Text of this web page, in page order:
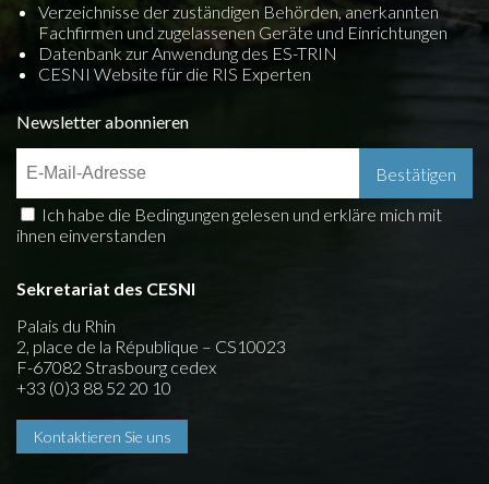
Verzeichnisse der zuständigen Behörden, anerkannten
Fachfirmen und zugelassenen Geräte und Einrichtungen
Datenbank zur Anwendung des ES-TRIN
CESNI Website für die RIS Experten
Newsletter abonnieren
Ich habe die Bedingungen gelesen und erkläre mich mit
ihnen einverstanden
Sekretariat des CESNI
Palais du Rhin
2, place de la République – CS10023
F-67082 Strasbourg cedex
+33 (0)3 88 52 20 10
Kontaktieren Sie uns